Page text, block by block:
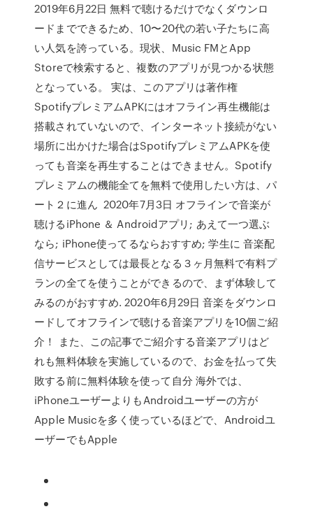
2019年6月22日 無料で聴けるだけでなくダウンロ
ードまでできるため、10〜20代の若い子たちに高
い人気を誇っている。現状、Music FMとApp
Storeで検索すると、複数のアプリが見つかる状態
となっている。 実は、このアプリは著作権
SpotifyプレミアムAPKにはオフライン再生機能は
搭載されていないので、インターネット接続がない
場所に出かけた場合はSpotifyプレミアムAPKを使
っても音楽を再生することはできません。Spotify
プレミアムの機能全てを無料で使用したい方は、パ
ート２に進ん 2020年7月3日 オフラインで音楽が
聴けるiPhone ＆ Androidアプリ; あえて一つ選ぶ
なら; iPhone使ってるならおすすめ; 学生に 音楽配
信サービスとしては最長となる３ヶ月無料で有料プ
ランの全てを使うことができるので、まず体験して
みるのがおすすめ. 2020年6月29日 音楽をダウンロ
ードしてオフラインで聴ける音楽アプリを10個ご紹
介！ また、この記事でご紹介する音楽アプリはど
れも無料体験を実施しているので、お金を払って失
敗する前に無料体験を使って自分 海外では、
iPhoneユーザーよりもAndroidユーザーの方が
Apple Musicを多く使っているほどで、Androidユ
ーザーでもApple